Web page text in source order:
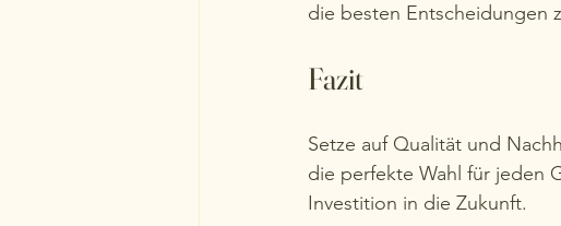
die besten Entscheidungen
Fazit
Setze auf Qualität und
die perfekte Wahl für jeden
Investition in die Zukunft.